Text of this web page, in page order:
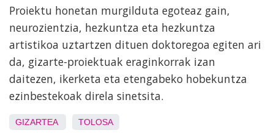
Proiektu honetan murgilduta egoteaz gain,
neurozientzia, hezkuntza eta hezkuntza
artistikoa uztartzen dituen doktoregoa egiten ari
da, gizarte-proiektuak eraginkorrak izan
daitezen, ikerketa eta etengabeko hobekuntza
ezinbestekoak direla sinetsita.
GIZARTEA TOLOSA